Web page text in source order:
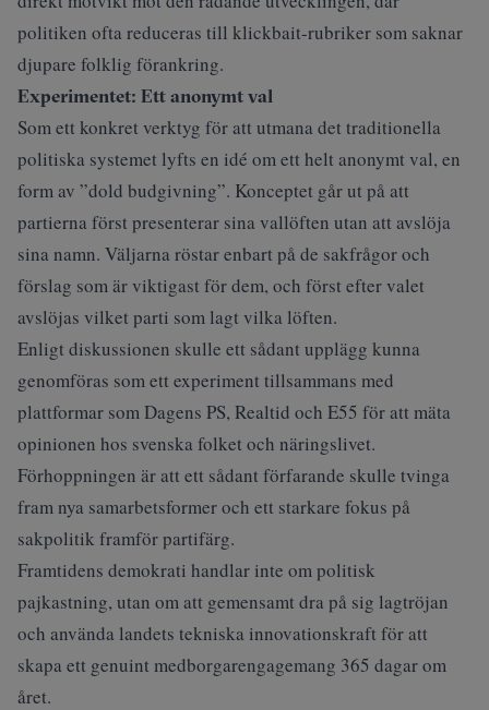
politiken ofta reduceras till klickbait-rubriker som saknar
djupare folklig förankring.
Experimentet: Ett anonymt val
Som ett konkret verktyg för att utmana det traditionella
politiska systemet lyfts en idé om ett helt anonymt val, en
form av ”dold budgivning”. Konceptet går ut på att
partierna först presenterar sina vallöften utan att avslöja
sina namn. Väljarna röstar enbart på de sakfrågor och
förslag som är viktigast för dem, och först efter valet
avslöjas vilket parti som lagt vilka löften.
Enligt diskussionen skulle ett sådant upplägg kunna
genomföras som ett experiment tillsammans med
plattformar som Dagens PS, Realtid och E55 för att mäta
opinionen hos svenska folket och näringslivet.
Förhoppningen är att ett sådant förfarande skulle tvinga
fram nya samarbetsformer och ett starkare fokus på
sakpolitik framför partifärg.
Framtidens demokrati handlar inte om politisk
pajkastning, utan om att gemensamt dra på sig lagtröjan
och använda landets tekniska innovationskraft för att
skapa ett genuint medborgarengagemang 365 dagar om
året.